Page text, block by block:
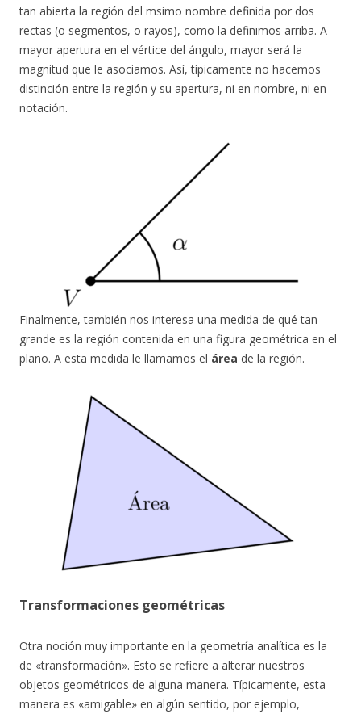
tan abierta la región del msimo nombre definida por dos
rectas (o segmentos, o rayos), como la definimos arriba. A
mayor apertura en el vértice del ángulo, mayor será la
magnitud que le asociamos. Así, típicamente no hacemos
distinción entre la región y su apertura, ni en nombre, ni en
notación.
Finalmente, también nos interesa una medida de qué tan
grande es la región contenida en una figura geométrica en el
plano. A esta medida le llamamos el área de la región.
Transformaciones geométricas
Otra noción muy importante en la geometría analítica es la
de «transformación». Esto se refiere a alterar nuestros
objetos geométricos de alguna manera. Típicamente, esta
manera es «amigable» en algún sentido, por ejemplo,